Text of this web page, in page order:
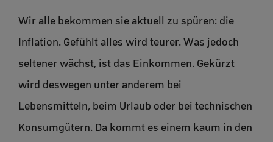
Wir alle bekommen sie aktuell zu spüren: die
Inflation. Gefühlt alles wird teurer. Was jedoch
seltener wächst, ist das Einkommen. Gekürzt
wird deswegen unter anderem bei
Lebensmitteln, beim Urlaub oder bei technischen
Konsumgütern. Da kommt es einem kaum in den